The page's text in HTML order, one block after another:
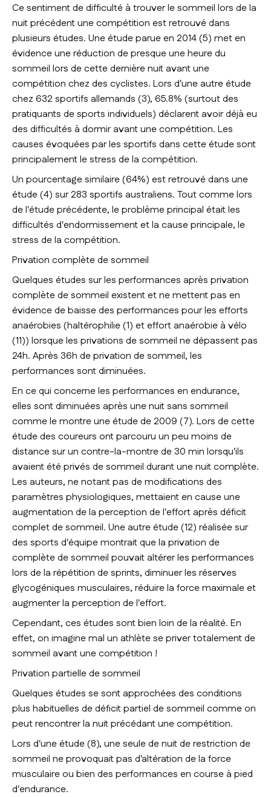
Ce sentiment de difficulté à trouver le sommeil lors de la
nuit précédent une compétition est retrouvé dans
plusieurs études. Une étude parue en 2014 (5) met en
évidence une réduction de presque une heure du
sommeil lors de cette dernière nuit avant une
compétition chez des cyclistes. Lors d'une autre étude
chez 632 sportifs allemands (3), 65.8% (surtout des
pratiquants de sports individuels) déclarent avoir déjà eu
des difficultés à dormir avant une compétition. Les
causes évoquées par les sportifs dans cette étude sont
principalement le stress de la compétition.
Un pourcentage similaire (64%) est retrouvé dans une
étude (4) sur 283 sportifs australiens. Tout comme lors
de l'étude précédente, le problème principal était les
difficultés d'endormissement et la cause principale, le
stress de la compétition.
Privation complète de sommeil
Quelques études sur les performances après privation
complète de sommeil existent et ne mettent pas en
évidence de baisse des performances pour les efforts
anaérobies (haltérophilie (1) et effort anaérobie à vélo
(11)) lorsque les privations de sommeil ne dépassent pas
24h. Après 36h de privation de sommeil, les
performances sont diminuées.
En ce qui concerne les performances en endurance,
elles sont diminuées après une nuit sans sommeil
comme le montre une étude de 2009 (7). Lors de cette
étude des coureurs ont parcouru un peu moins de
distance sur un contre-la-montre de 30 min lorsqu'ils
avaient été privés de sommeil durant une nuit complète.
Les auteurs, ne notant pas de modifications des
paramètres physiologiques, mettaient en cause une
augmentation de la perception de l'effort après déficit
complet de sommeil. Une autre étude (12) réalisée sur
des sports d'équipe montrait que la privation de
complète de sommeil pouvait altérer les performances
lors de la répétition de sprints, diminuer les réserves
glycogéniques musculaires, réduire la force maximale et
augmenter la perception de l'effort.
Cependant, ces études sont bien loin de la réalité. En
effet, on imagine mal un athlète se priver totalement de
sommeil avant une compétition !
Privation partielle de sommeil
Quelques études se sont approchées des conditions
plus habituelles de déficit partiel de sommeil comme on
peut rencontrer la nuit précédant une compétition.
Lors d'une étude (8), une seule de nuit de restriction de
sommeil ne provoquait pas d'altération de la force
musculaire ou bien des performances en course à pied
d'endurance.